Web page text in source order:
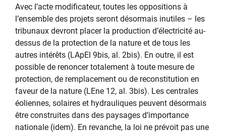
Avec l’acte modificateur, toutes les oppositions à
l’ensemble des projets seront désormais inutiles – les
tribunaux devront placer la production d’électricité au-
dessus de la protection de la nature et de tous les
autres intérêts (LApEl 9bis, al. 2bis). En outre, il est
possible de renoncer totalement à toute mesure de
protection, de remplacement ou de reconstitution en
faveur de la nature (LEne 12, al. 3bis). Les centrales
éoliennes, solaires et hydrauliques peuvent désormais
être construites dans des paysages d’importance
nationale (idem). En revanche, la loi ne prévoit pas une